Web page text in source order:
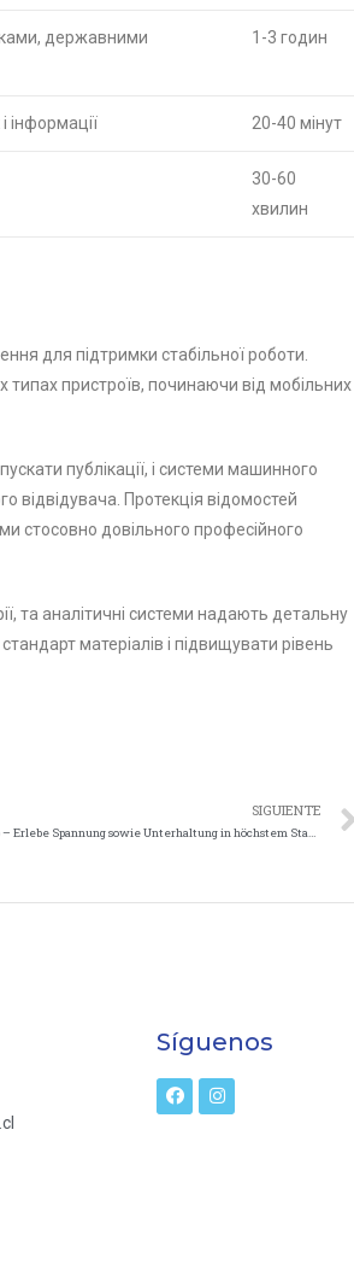
державними
1-3 годин
інформації 20-40 мінут
30-60
хвилин
для підтримки стабільної роботи.
типах пристроїв, починаючи від мобільних
публікації, і системи машинного
відвідувача. Протекція відомостей
стосовно довільного професійного
та аналітичні системи надають детальну
матеріалів і підвищувати рівень
SIGUIENTE
BassBet Casino – Erlebe Spannung sowie Unterhaltung in höchstem Standard
Síguenos